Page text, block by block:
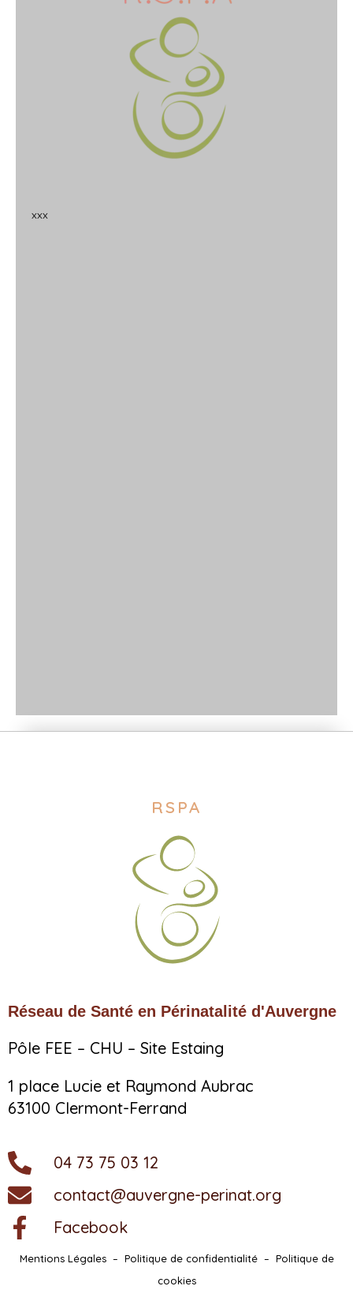
xxx
RSPA
Réseau de Santé en Périnatalité d'Auvergne
Pôle FEE – CHU – Site Estaing
1 place Lucie et Raymond Aubrac
63100 Clermont-Ferrand
04 73 75 03 12
contact@auvergne-perinat.org
Facebook
Mentions Légales– Politique de confidentialité– Politique de
cookies